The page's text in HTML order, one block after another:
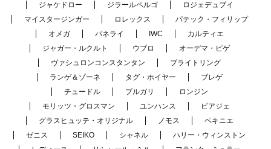
ジャケドロー
ジラールペルゴ
ロジェデュブイ
マイスタージンガー
ロレックス
パテック・フィリップ
オメガ
パネライ IWC
カルティエ
ジャガー・ルクルト
ウブロ
オーデマ・ピゲ
ヴァシュロンコンスタンタン
ブライトリング
ランゲ＆ゾーネ
タグ・ホイヤー
ブレゲ
チュードル
ブルガリ
ロンジン
モリッツ・グロスマン
ユンハンス
ピアジェ
グラスヒュッテ・オリジナル
ノモス
ペキニエ
ゼニス
SEIKO シャネル
ハリー・ウィンストン